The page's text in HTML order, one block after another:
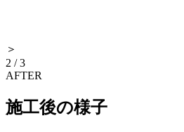
＞
2 /3
AFTER
施工後の様子